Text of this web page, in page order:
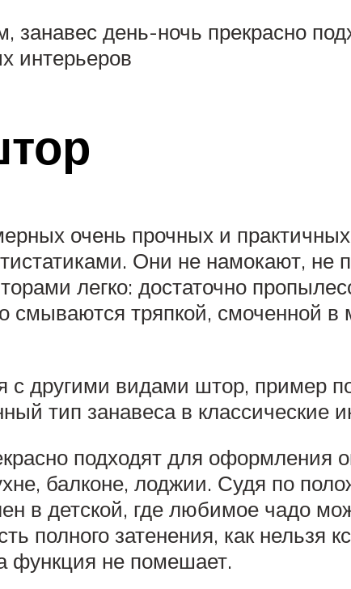
занавес день-ночь прекрасно
интерьеров
очень прочных и
Они не намокают, не
легко: достаточно
смываются тряпкой, смоченной в
с другими видами штор, пример
тип занавеса в классические
подходят для оформления
балконе, лоджии. Судя по
в детской, где любимое чадо
полного затенения, как нельзя
функция не помешает.